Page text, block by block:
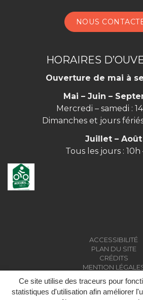
Ce site utilise des traceurs pour
statistiques d'utilisation afin améliorer
NOUS
HORAIRES
Ouverture de mai à
Mai – Juin –
Mercredi – samedi :
Dimanches et jours fériés
Juillet – Août
Tous les jours : 10h
ACCESSIBILITÉ
PLAN DU SITE
CRÉDITS
MENTION